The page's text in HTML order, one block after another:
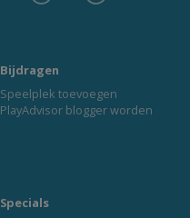
Bijdragen
Speelplek toevoegen
PlayAdvisor blogger worden
Specials